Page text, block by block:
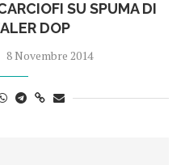
SU SPUMA DI
DOP
8 Novembre 2014